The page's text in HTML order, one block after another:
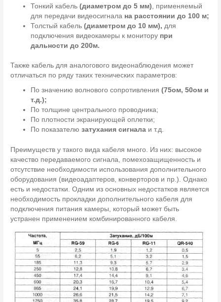
Тонкий кабель(диаметром до 5 мм) , применяемый
для передачи видеосигнала на расстоянии до 100 м;
Толстый кабель(диаметром до 10 мм), для
подключения видеокамеры к монитору при
дальности до 200м.
Также кабель для аналогового видеонаблюдения может
отличаться по ряду таких технических параметров:
По значению волнового сопротивления(75ом, 50ом и
т.д.);
По толщине центрального проводника;
По плотности экранирующей оплетки;
По показателюзатухания сигнала и т.д.
Преимуществ у такого вида кабеля много. Из них: высокое
качество передаваемого сигнала, помехозащищенность и
отсутствие необходимости использования дополнительного
оборудования (видеоадаптеров, конверторов и пр.). Однако
есть и недостатки. Одним из основных недостатков является
необходимость прокладки дополнительного кабеля для
подключения питания камеры, который может быть
устранен применением комбинированного кабеля.